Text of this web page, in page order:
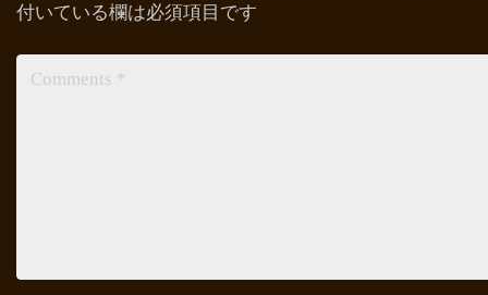
付いている欄は必須項目です